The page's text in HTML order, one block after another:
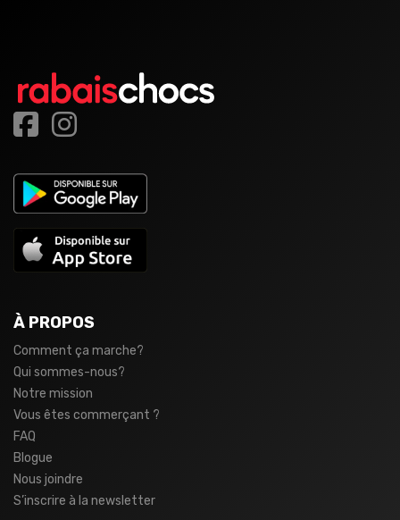
À PROPOS
Comment ça marche?
Qui sommes-nous?
Notre mission
Vous êtes commerçant ?
FAQ
Blogue
Nous joindre
S’inscrire à la newsletter